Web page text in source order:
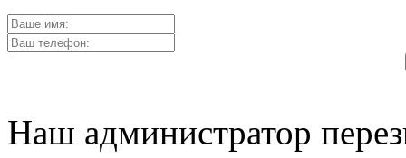
Наш администратор